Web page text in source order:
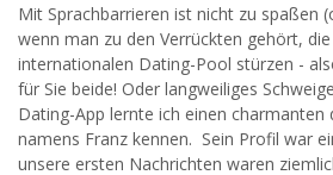
Mit Sprachbarrieren ist nicht zu spaßen
wenn man zu den Verrückten gehört,
internationalen Dating-Pool stürzen -
für Sie beide! Oder langweiliges
Dating-App lernte ich einen charmanten
namens Franz kennen. Sein Profil war
unsere ersten Nachrichten waren